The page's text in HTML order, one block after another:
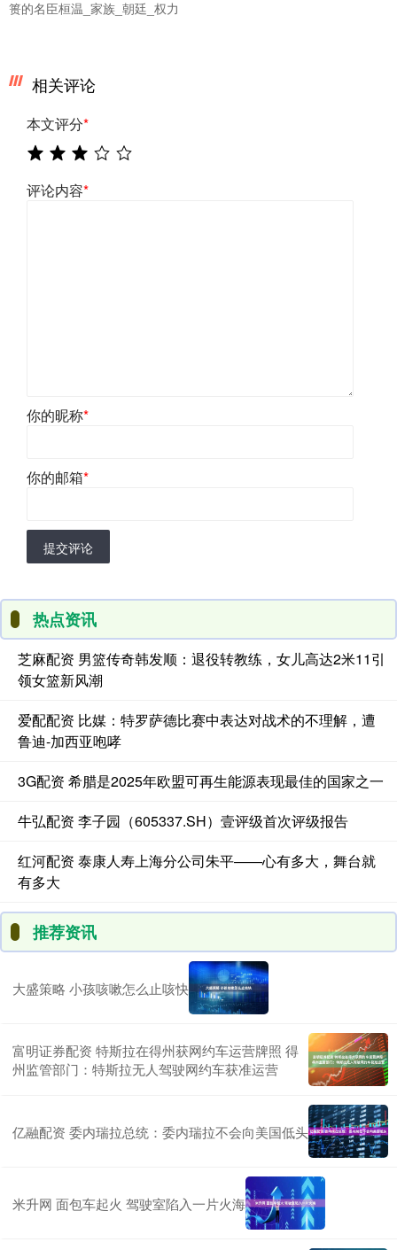
篑的名臣桓温_家族_朝廷_权力
相关评论
本文评分*
评论内容*
你的昵称*
你的邮箱*
提交评论
热点资讯
芝麻配资 男篮传奇韩发顺：退役转教练，女儿高达2米11引
领女篮新风潮
爱配配资 比媒：特罗萨德比赛中表达对战术的不理解，遭
鲁迪-加西亚咆哮
3G配资 希腊是2025年欧盟可再生能源表现最佳的国家之一
牛弘配资 李子园（605337.SH）壹评级首次评级报告
红河配资 泰康人寿上海分公司朱平——心有多大，舞台就
有多大
推荐资讯
大盛策略 小孩咳嗽怎么止咳快
富明证券配资 特斯拉在得州获网约车运营牌照 得
州监管部门：特斯拉无人驾驶网约车获准运营
亿融配资 委内瑞拉总统：委内瑞拉不会向美国低头
米升网 面包车起火 驾驶室陷入一片火海